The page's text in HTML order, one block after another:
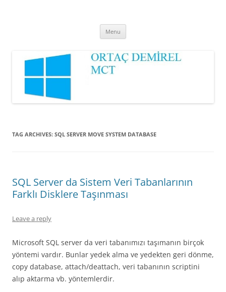
Menu
TAG ARCHIVES: SQL SERVER MOVE SYSTEM DATABASE
SQL Server da Sistem Veri Tabanlarının
Farklı Disklere Taşınması
Leave a reply
Microsoft SQL server da veri tabanımızı taşımanın birçok
yöntemi vardır. Bunlar yedek alma ve yedekten geri dönme,
copy database, attach/deattach, veri tabanının scriptini
alıp aktarma vb. yöntemlerdir.